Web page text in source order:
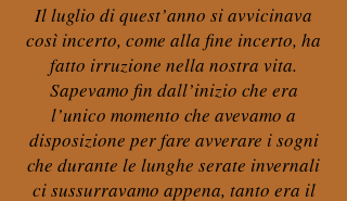
Il luglio di quest’anno si avvicinava
così incerto, come alla fine incerto, ha
fatto irruzione nella nostra vita.
Sapevamo fin dall’inizio che era
l’unico momento che avevamo a
disposizione per fare avverare i sogni
che durante le lunghe serate invernali
ci sussurravamo appena, tanto era il